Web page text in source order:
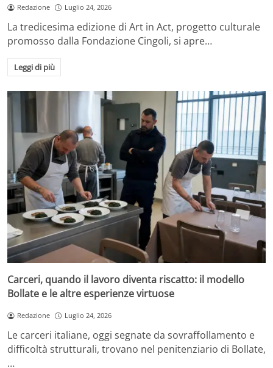
Redazione Luglio 24, 2026
La tredicesima edizione di Art in Act, progetto culturale
promosso dalla Fondazione Cingoli, si apre…
Leggi di più
Carceri, quando il lavoro diventa riscatto: il modello
Bollate e le altre esperienze virtuose
Redazione Luglio 24, 2026
Le carceri italiane, oggi segnate da sovraffollamento e
difficoltà strutturali, trovano nel penitenziario di Bollate,
…